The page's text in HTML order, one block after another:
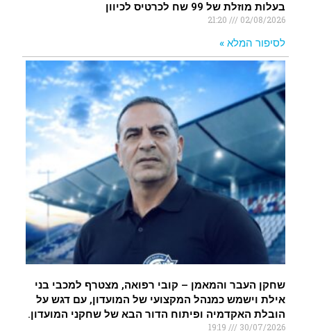
בעלות מוזלת של 99 שח לכרטיס לכיוון
02/08/2026
לסיפור המלא »
שחקן העבר והמאמן – קובי רפואה, מצטרף למכבי בני
אילת וישמש כמנהל המקצועי של המועדון, עם דגש על
הובלת האקדמיה ופיתוח הדור הבא של שחקני המועדון.
30/07/2026